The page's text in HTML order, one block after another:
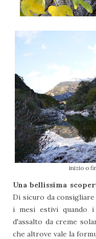
inizio o
Una bellissima
Di sicuro da
i mesi estivi quando
d'assalto da creme
che altrove vale la